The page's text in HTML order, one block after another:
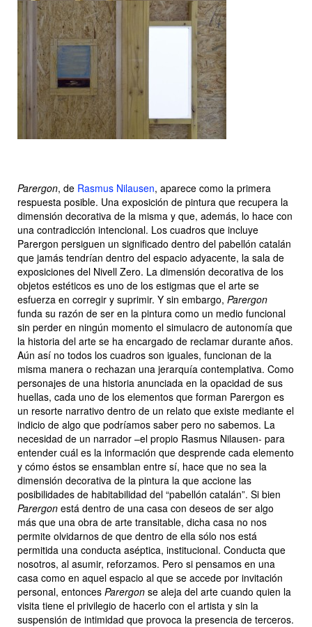
Parergon, de Rasmus Nilausen, aparece como la primera
respuesta posible. Una exposición de pintura que recupera la
dimensión decorativa de la misma y que, además, lo hace con
una contradicción intencional. Los cuadros que incluye
Parergon persiguen un significado dentro del pabellón catalán
que jamás tendrían dentro del espacio adyacente, la sala de
exposiciones del Nivell Zero. La dimensión decorativa de los
objetos estéticos es uno de los estigmas que el arte se
esfuerza en corregir y suprimir. Y sin embargo, Parergon
funda su razón de ser en la pintura como un medio funcional
sin perder en ningún momento el simulacro de autonomía que
la historia del arte se ha encargado de reclamar durante años.
Aún así no todos los cuadros son iguales, funcionan de la
misma manera o rechazan una jerarquía contemplativa. Como
personajes de una historia anunciada en la opacidad de sus
huellas, cada uno de los elementos que forman Parergon es
un resorte narrativo dentro de un relato que existe mediante el
indicio de algo que podríamos saber pero no sabemos. La
necesidad de un narrador –el propio Rasmus Nilausen- para
entender cuál es la información que desprende cada elemento
y cómo éstos se ensamblan entre sí, hace que no sea la
dimensión decorativa de la pintura la que accione las
posibilidades de habitabilidad del “pabellón catalán”. Si bien
Parergon está dentro de una casa con deseos de ser algo
más que una obra de arte transitable, dicha casa no nos
permite olvidarnos de que dentro de ella sólo nos está
permitida una conducta aséptica, institucional. Conducta que
nosotros, al asumir, reforzamos. Pero si pensamos en una
casa como en aquel espacio al que se accede por invitación
personal, entonces Parergon se aleja del arte cuando quien la
visita tiene el privilegio de hacerlo con el artista y sin la
suspensión de intimidad que provoca la presencia de terceros.